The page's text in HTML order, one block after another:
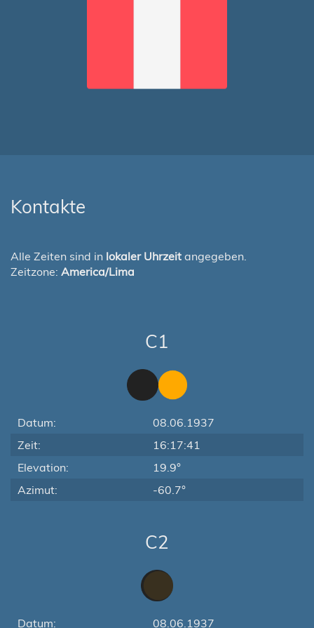
Kontakte
Alle Zeiten sind in lokaler Uhrzeit angegeben.
Zeitzone: America/Lima
C1
Datum:
08.06.1937
Zeit:
16:17:41
Elevation:
19.9°
Azimut:
-60.7°
C2
Datum: 08.06.1937